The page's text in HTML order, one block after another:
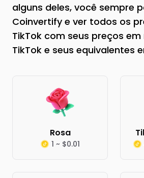
alguns deles, você sempre
Coinvertify e ver todos os
TikTok com seus preços
TikTok e seus equivalentes
Rosa
1 ~ $0.01